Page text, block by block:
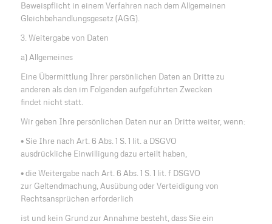
Beweispflicht in einem Verfahren nach dem Allgemeinen
Gleichbehandlungsgesetz (AGG).
3. Weitergabe von Daten
a) Allgemeines
Eine Übermittlung Ihrer persönlichen Daten an Dritte zu
anderen als den im Folgenden aufgeführten Zwecken
findet nicht statt.
Wir geben Ihre persönlichen Daten nur an Dritte weiter, wenn:
• Sie Ihre nach Art. 6 Abs. 1 S. 1 lit. a DSGVO
ausdrückliche Einwilligung dazu erteilt haben,
• die Weitergabe nach Art. 6 Abs. 1 S. 1 lit. f DSGVO
zur Geltendmachung, Ausübung oder Verteidigung von
Rechtsansprüchen erforderlich
ist und kein Grund zur Annahme besteht, dass Sie ein